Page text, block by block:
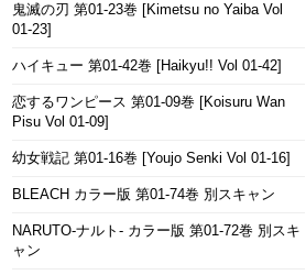
鬼滅の刃 第01-23巻 [Kimetsu no Yaiba Vol
01-23]
ハイキュー 第01-42巻 [Haikyu!! Vol 01-42]
恋するワンピース 第01-09巻 [Koisuru Wan
Pisu Vol 01-09]
幼女戦記 第01-16巻 [Youjo Senki Vol 01-16]
BLEACH カラー版 第01-74巻 別スキャン
NARUTO-ナルト- カラー版 第01-72巻 別スキ
ャン